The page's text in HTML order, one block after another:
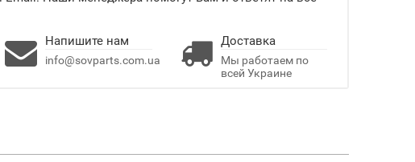
Напишите нам
info@sovparts.com.ua
Доставка
Мы работаем по
всей Украине